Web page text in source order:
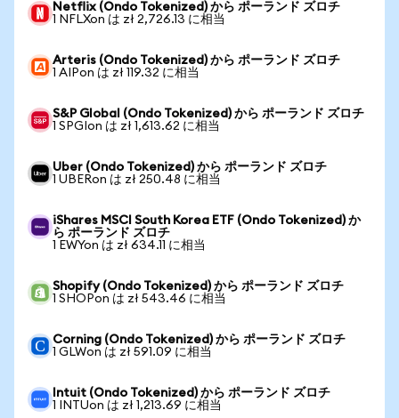
Netflix (Ondo Tokenized) から ポーランド ズロチ
1 NFLXon は zł 2,726.13 に相当
Arteris (Ondo Tokenized) から ポーランド ズロチ
1 AIPon は zł 119.32 に相当
S&P Global (Ondo Tokenized) から ポーランド ズロチ
1 SPGIon は zł 1,613.62 に相当
Uber (Ondo Tokenized) から ポーランド ズロチ
1 UBERon は zł 250.48 に相当
iShares MSCI South Korea ETF (Ondo Tokenized) か
ら ポーランド ズロチ
1 EWYon は zł 634.11 に相当
Shopify (Ondo Tokenized) から ポーランド ズロチ
1 SHOPon は zł 543.46 に相当
Corning (Ondo Tokenized) から ポーランド ズロチ
1 GLWon は zł 591.09 に相当
Intuit (Ondo Tokenized) から ポーランド ズロチ
1 INTUon は zł 1,213.69 に相当